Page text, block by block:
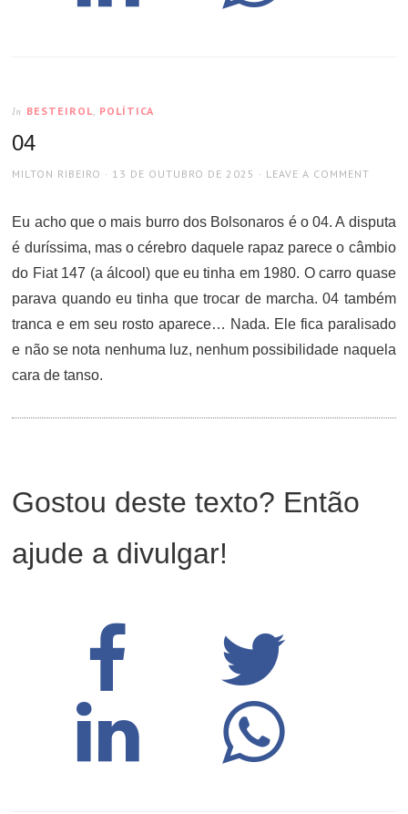
In BESTEIROL POLÍTICA
04
AUTHOR
MILTON RIBEIRO
POSTED
13 DE OUTUBRO DE 2025 LEAVE A COMMENT
Eu acho que o mais burro dos Bolsonaros é o 04. A disputa
é duríssima, mas o cérebro daquele rapaz parece o câmbio
do Fiat 147 (a álcool) que eu tinha em 1980. O carro quase
parava quando eu tinha que trocar de marcha. 04 também
tranca e em seu rosto aparece… Nada. Ele fica paralisado
e não se nota nenhuma luz, nenhum possibilidade naquela
cara de tanso.
Gostou deste texto? Então
ajude a divulgar!